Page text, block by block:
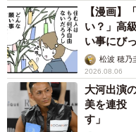
【漫画】
い？」高
い事にび
松波 穂乃
2026.08.06
大河出演
美を連投
す」